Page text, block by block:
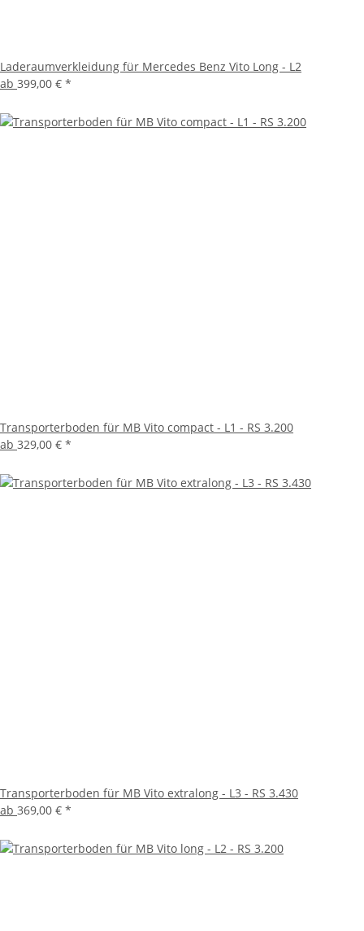
Laderaumverkleidung für Mercedes Benz Vito Long - L2
ab 399,00 € *
Transporterboden für MB Vito compact - L1 - RS 3.200
ab 329,00 € *
Transporterboden für MB Vito extralong - L3 - RS 3.430
ab 369,00 € *